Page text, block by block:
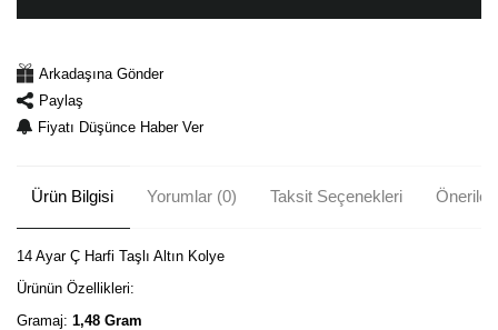
Arkadaşına Gönder
Paylaş
Fiyatı Düşünce Haber Ver
Ürün Bilgisi Yorumlar (0) Taksit Seçenekleri
14 Ayar Ç Harfi Taşlı Altın Kolye
Ürünün Özellikleri:
Gramaj: 1,48 Gram